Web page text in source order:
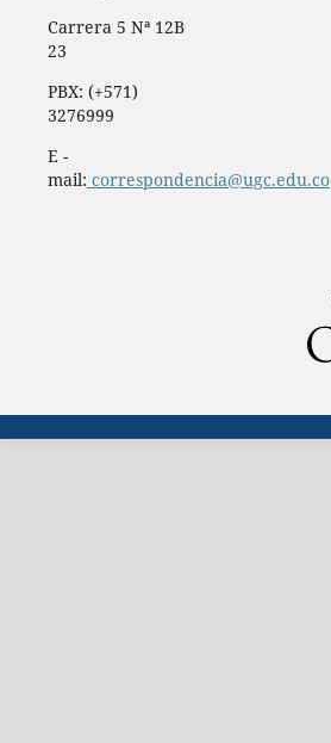
Carrera 5 Nª 12B
23
PBX: (+571)
3276999
E -
mail: correspondencia@ugc.edu.co